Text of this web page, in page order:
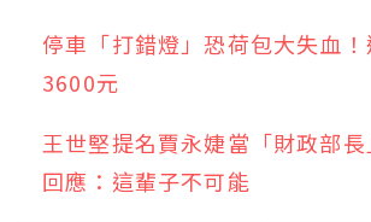
停車「打錯燈」恐荷包大失血
3600元
王世堅提名賈永婕當「財政部
回應：這輩子不可能